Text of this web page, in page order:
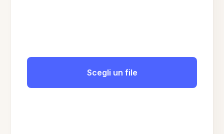
Scegli un file